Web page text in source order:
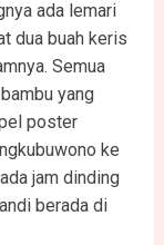
ada lemari
dua buah keris
Semua
yang
poster
ke
jam dinding
berada di